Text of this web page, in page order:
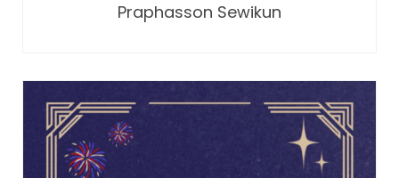
Praphasson Sewikun